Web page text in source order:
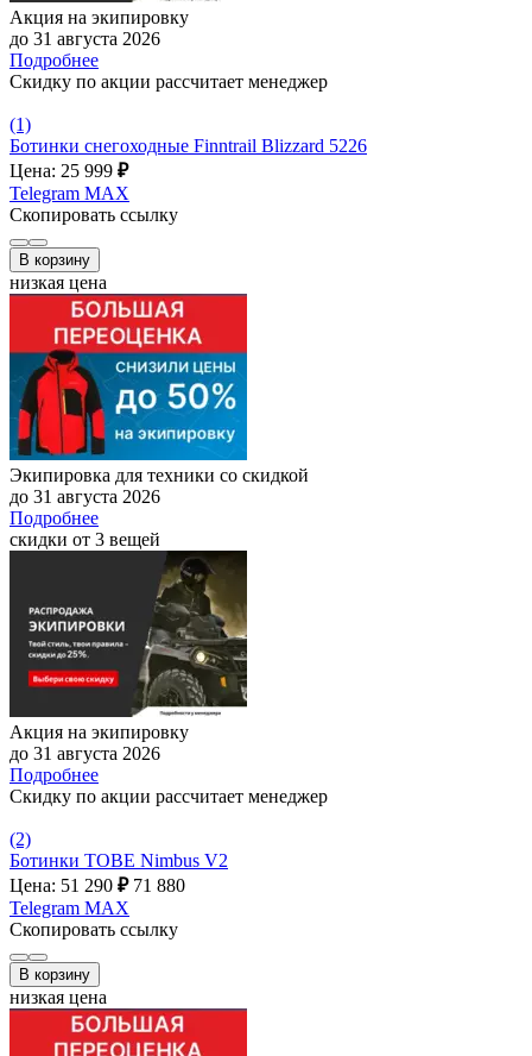
Акция на экипировку
до 31 августа 2026
Подробнее
Скидку по акции рассчитает менеджер
(1)
Ботинки снегоходные Finntrail Blizzard 5226
Цена: 25 999 ₽
Telegram MAX
Скопировать ссылку
В корзину
низкая цена
Экипировка для техники со скидкой
до 31 августа 2026
Подробнее
скидки от 3 вещей
Акция на экипировку
до 31 августа 2026
Подробнее
Скидку по акции рассчитает менеджер
(2)
Ботинки TOBE Nimbus V2
Цена: 51 290 ₽ 71 880
Telegram MAX
Скопировать ссылку
В корзину
низкая цена